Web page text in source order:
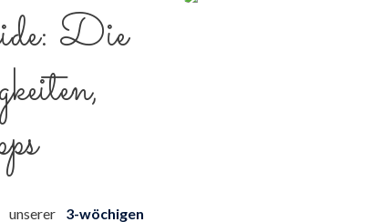
Die
3-wöchigen